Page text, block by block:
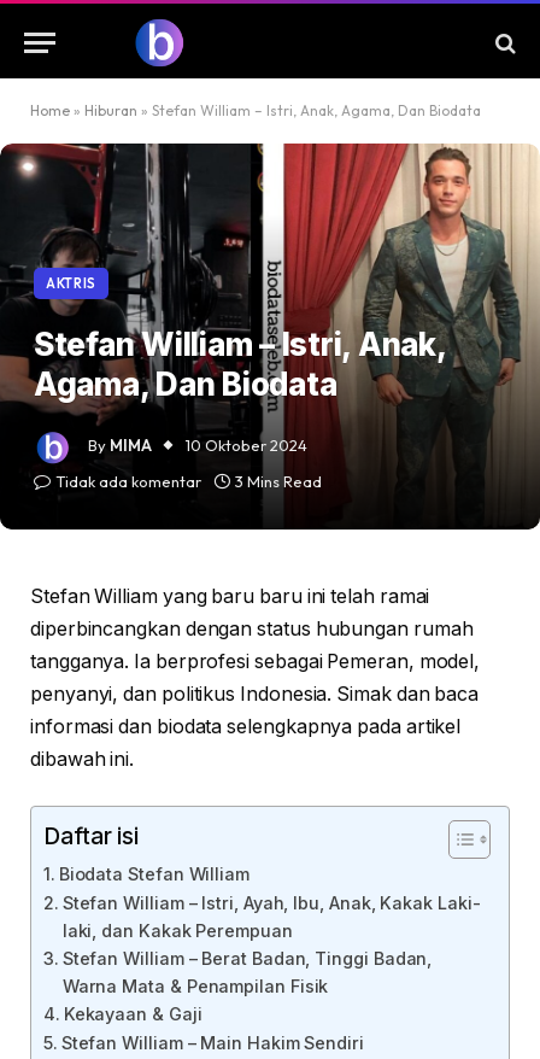
Home » Hiburan » Stefan William – Istri, Anak, Agama, Dan Biodata
AKTRIS
Stefan William – Istri, Anak,
Agama, Dan Biodata
By MIMA
10 Oktober 2024
Tidak ada komentar
3 Mins Read
Stefan William yang baru baru ini telah ramai
diperbincangkan dengan status hubungan rumah
tangganya. Ia berprofesi sebagai Pemeran, model,
penyanyi, dan politikus Indonesia. Simak dan baca
informasi dan biodata selengkapnya pada artikel
dibawah ini.
Daftar isi
Biodata Stefan William
Stefan William – Istri, Ayah, Ibu, Anak, Kakak Laki-
laki, dan Kakak Perempuan
Stefan William – Berat Badan, Tinggi Badan,
Warna Mata & Penampilan Fisik
Kekayaan & Gaji
Stefan William – Main Hakim Sendiri